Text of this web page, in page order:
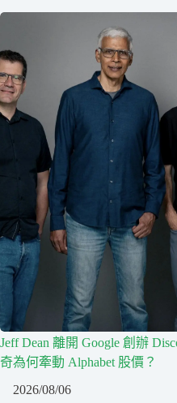
Jeff Dean 離開 Google 創辦
奇為何牽動 Alphabet 股價？
2026/08/06